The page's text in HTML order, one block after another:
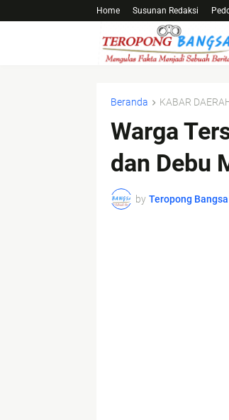
Home Susunan Redaksi
Beranda KABAR
Warga
dan Debu
by Teropong Bangsa